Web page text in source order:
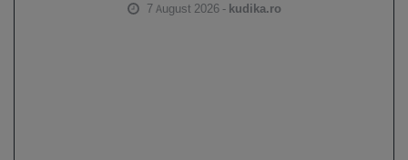
7 August 2026 - kudika.ro